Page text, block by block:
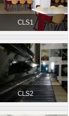
CLS1
CLS2